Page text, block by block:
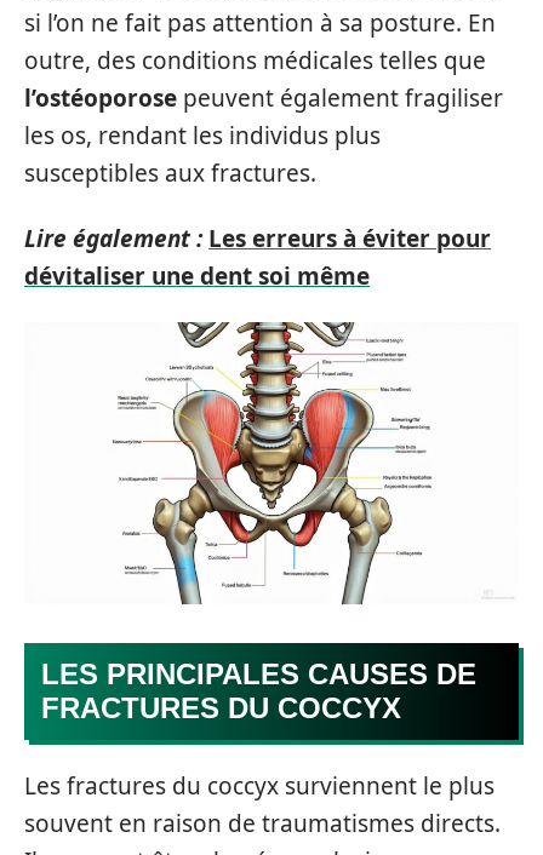
si l’on ne fait pas attention à sa posture. En
outre, des conditions médicales telles que
l’ostéoporose peuvent également fragiliser
les os, rendant les individus plus
susceptibles aux fractures.
Lire également : Les erreurs à éviter pour
dévitaliser une dent soi même
LES PRINCIPALES CAUSES DE
FRACTURES DU COCCYX
Les fractures du coccyx surviennent le plus
souvent en raison de traumatismes directs.